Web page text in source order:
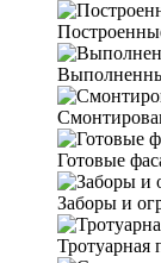
Готовые
Заборы и
Тротуарная